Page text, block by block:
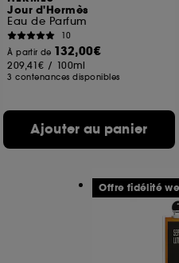
Jour d'Hermès
Eau de Parfum
10
À partir de 132,00€
209,41€ / 100ml
3 contenances disponibles
Ajouter au panier
Offre fidélité